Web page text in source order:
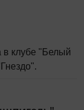
в клубе "Белый